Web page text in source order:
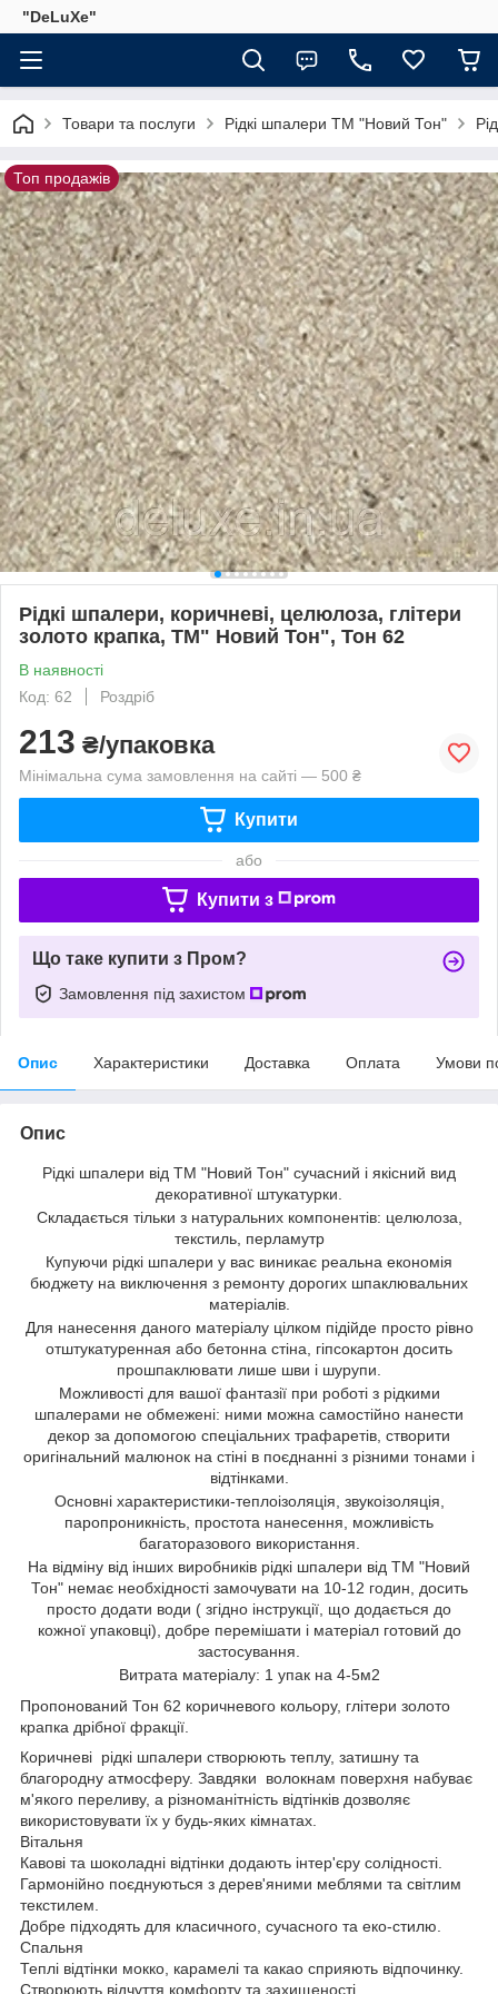
"DeLuХe"
Товари та послуги Рідкі шпалери ТМ "Новий Тон"
Топ продажів
Рідкі шпалери, коричневі, целюлоза, глітери
золото крапка, ТМ" Новий Тон", Тон 62
В наявності
Код: 62
Роздріб
213 ₴/упаковка
Мінімальна сума замовлення на сайті — 500 ₴
Купити
або
Купити з
Що таке купити з Пром?
Замовлення під захистом
Опис Характеристики Доставка Оплата Умови
Опис
Рідкі шпалери від ТМ "Новий Тон" сучасний і якісний вид
декоративної штукатурки.
Складається тільки з натуральних компонентів: целюлоза,
текстиль, перламутр
Купуючи рідкі шпалери у вас виникає реальна економія
бюджету на виключення з ремонту дорогих шпаклювальних
матеріалів.
Для нанесення даного матеріалу цілком підійде просто рівно
отштукатуренная або бетонна стіна, гіпсокартон досить
прошпаклювати лише шви і шурупи.
Можливості для вашої фантазії при роботі з рідкими
шпалерами не обмежені: ними можна самостійно нанести
декор за допомогою спеціальних трафаретів, створити
оригінальний малюнок на стіні в поєднанні з різними тонами і
відтінками.
Основні характеристики-теплоізоляція, звукоізоляція,
паропроникність, простота нанесення, можливість
багаторазового використання.
На відміну від інших виробників рідкі шпалери від ТМ "Новий
Тон" немає необхідності замочувати на 10-12 годин, досить
просто додати води ( згідно інструкції, що додається до
кожної упаковці), добре перемішати і матеріал готовий до
застосування.
Витрата матеріалу: 1 упак на 4-5м2
Пропонований Тон 62 коричневого кольору, глітери золото
крапка дрібної фракції.
Коричневі рідкі шпалери створюють теплу, затишну та
благородну атмосферу. Завдяки волокнам поверхня набуває
м'якого переливу, а різноманітність відтінків дозволяє
використовувати їх у будь-яких кімнатах.
Вітальня
Кавові та шоколадні відтінки додають інтер'єру солідності.
Гармонійно поєднуються з дерев'яними меблями та світлим
текстилем.
Добре підходять для класичного, сучасного та еко-стилю.
Спальня
Теплі відтінки мокко, карамелі та какао сприяють відпочинку.
Створюють відчуття комфорту та захищеності.